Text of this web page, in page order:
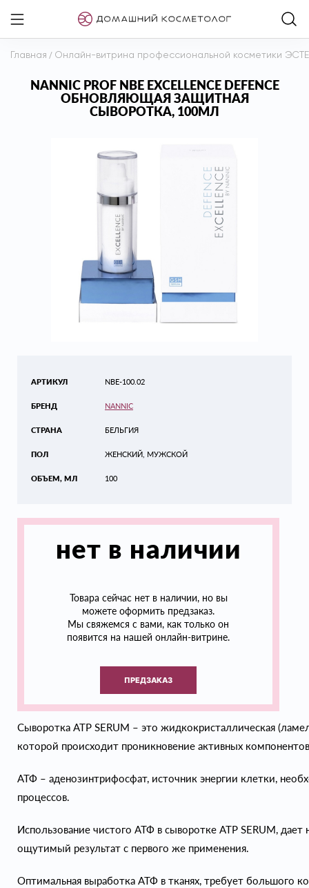
Главная / Онлайн-витрина профессиональной косметики
NANNIC PROF NBE EXCELLENCE DEFENCE
ОБНОВЛЯЮЩАЯ ЗАЩИТНАЯ
СЫВОРОТКА, 100МЛ
АРТИКУЛ
БРЕНД
СТРАНА
ПОЛ
ОБЪЕМ, МЛ
NBE-100.02
NANNIC
БЕЛЬГИЯ
ЖЕНСКИЙ, МУЖСКОЙ
100
нет в наличии
Товара сейчас нет в наличии, но вы
можете оформить предзаказ.
Мы свяжемся с вами, как только он
появится на нашей онлайн-витрине.
ПРЕДЗАКАЗ
Сыворотка ATP SERUM – это жидкокристаллическая
которой происходит проникновение активных
АТФ – аденозинтрифосфат, источник энергии клетки,
процессов.
Использование чистого АТФ в сыворотке ATP SERUM,
ощутимый результат с первого же применения.
Оптимальная выработка АТФ в тканях, требует большого